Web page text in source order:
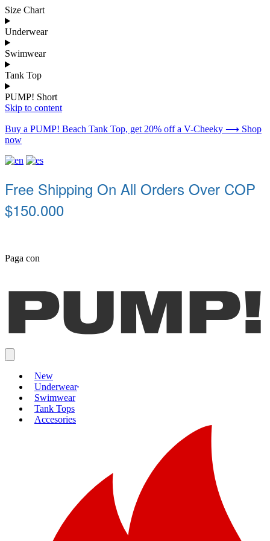
Size Chart
Underwear
Swimwear
Tank Top
PUMP! Short
Skip to content
Buy a PUMP! Beach Tank Top, get 20% off a V-Cheeky ⟶ Shop
now
Free Shipping On All Orders Over COP
$150.000
Paga con
New
Underwear
Swimwear
Tank Tops
Accesories